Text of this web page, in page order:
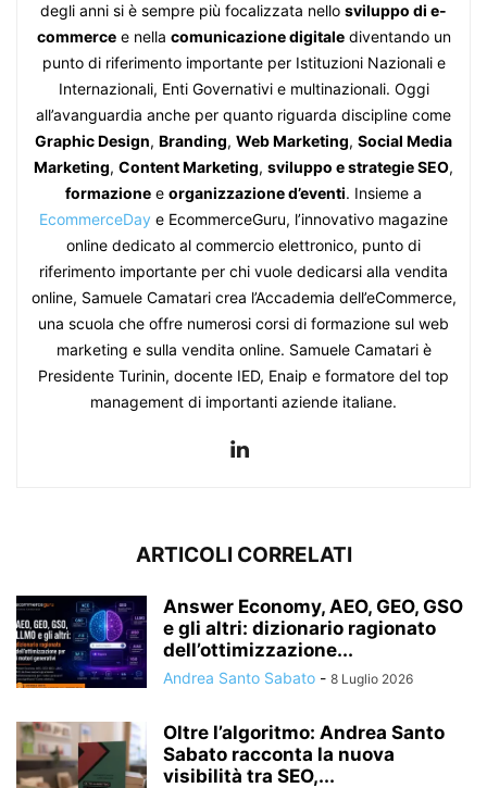
degli anni si è sempre più focalizzata nello sviluppo di e-
commercee nella comunicazione digitalediventando un
punto di riferimento importante per Istituzioni Nazionali e
Internazionali, Enti Governativi e multinazionali. Oggi
all’avanguardia anche per quanto riguarda discipline come
Graphic Design, Branding, Web Marketing, Social Media
Marketing, Content Marketing, sviluppo e strategie SEO,
formazione e organizzazione d’eventi. Insieme a
EcommerceDay e EcommerceGuru, l’innovativo magazine
online dedicato al commercio elettronico, punto di
riferimento importante per chi vuole dedicarsi alla vendita
online, Samuele Camatari crea l’Accademia dell’eCommerce,
una scuola che offre numerosi corsi di formazione sul web
marketing e sulla vendita online. Samuele Camatari è
Presidente Turinin, docente IED, Enaip e formatore del top
management di importanti aziende italiane.
ARTICOLI CORRELATI
Answer Economy, AEO, GEO, GSO
e gli altri: dizionario ragionato
dell’ottimizzazione...
Andrea Santo Sabato - 8 Luglio 2026
Oltre l’algoritmo: Andrea Santo
Sabato racconta la nuova
visibilità tra SEO,...